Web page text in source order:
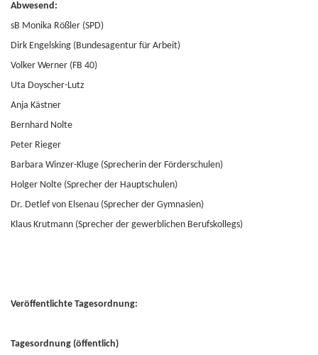
Abwesend:
sB Monika Rößler (SPD)
Dirk Engelsking (Bundesagentur für Arbeit)
Volker Werner (FB 40)
Uta Doyscher-Lutz
Anja Kästner
Bernhard Nolte
Peter Rieger
Barbara Winzer-Kluge (Sprecherin der Förderschulen)
Holger Nolte (Sprecher der Hauptschulen)
Dr. Detlef von Elsenau (Sprecher der Gymnasien)
Klaus Krutmann (Sprecher der gewerblichen Berufskollegs)
Veröffentlichte Tagesordnung:
Tagesordnung (öffentlich)